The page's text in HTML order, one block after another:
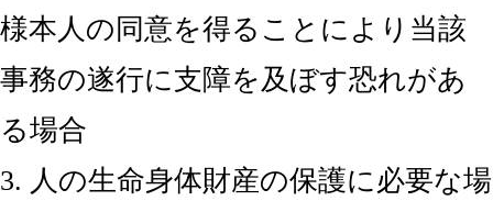
様本人の同意を得ることにより当該
事務の遂行に支障を及ぼす恐れがあ
る場合
3. 人の生命身体財産の保護に必要な場